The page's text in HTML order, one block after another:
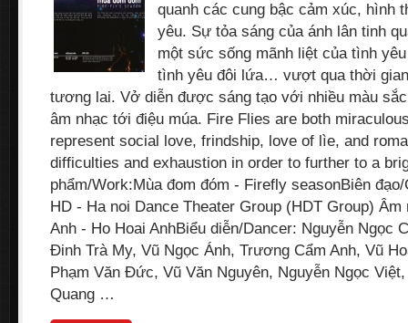
quanh các cung bậc cảm xúc, hình
yêu. Sự tỏa sáng của ánh lân tinh
một sức sống mãnh liệt của tình
tình yêu đôi lứa… vượt qua thời
tương lai. Vở diễn được sáng tạo với nhiều màu
âm nhạc tới điệu múa. Fire Flies are both
represent social love, frindship, love of lìe, and
difficulties and exhaustion in order to further to a
phẩm/Work:Mùa đom đóm - Firefly seasonBiên
HD - Ha noi Dance Theater Group (HDT Group)
Anh - Ho Hoai AnhBiểu diễn/Dancer: Nguyễn Ngọc
Đinh Trà My, Vũ Ngọc Ánh, Trương Cẩm Anh, Vũ
Phạm Văn Đức, Vũ Văn Nguyên, Nguyễn Ngọc
Quang …